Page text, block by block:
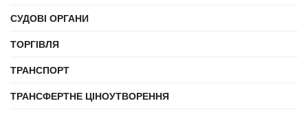
СУДОВІ ОРГАНИ
ТОРГІВЛЯ
ТРАНСПОРТ
ТРАНСФЕРТНЕ ЦІНОУТВОРЕННЯ